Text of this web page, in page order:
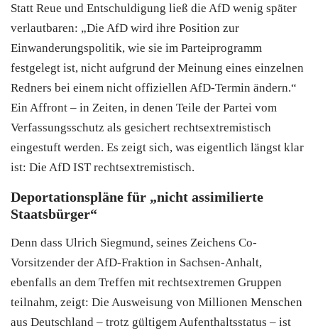
Statt Reue und Entschuldigung ließ die AfD wenig später
verlautbaren: „Die AfD wird ihre Position zur
Einwanderungspolitik, wie sie im Parteiprogramm
festgelegt ist, nicht aufgrund der Meinung eines einzelnen
Redners bei einem nicht offiziellen AfD-Termin ändern.“
Ein Affront – in Zeiten, in denen Teile der Partei vom
Verfassungsschutz als gesichert rechtsextremistisch
eingestuft werden. Es zeigt sich, was eigentlich längst klar
ist: Die AfD IST rechtsextremistisch.
Deportationspläne für „nicht assimilierte
Staatsbürger“
Denn dass Ulrich Siegmund, seines Zeichens Co-
Vorsitzender der AfD-Fraktion in Sachsen-Anhalt,
ebenfalls an dem Treffen mit rechtsextremen Gruppen
teilnahm, zeigt: Die Ausweisung von Millionen Menschen
aus Deutschland – trotz gültigem Aufenthaltsstatus – ist